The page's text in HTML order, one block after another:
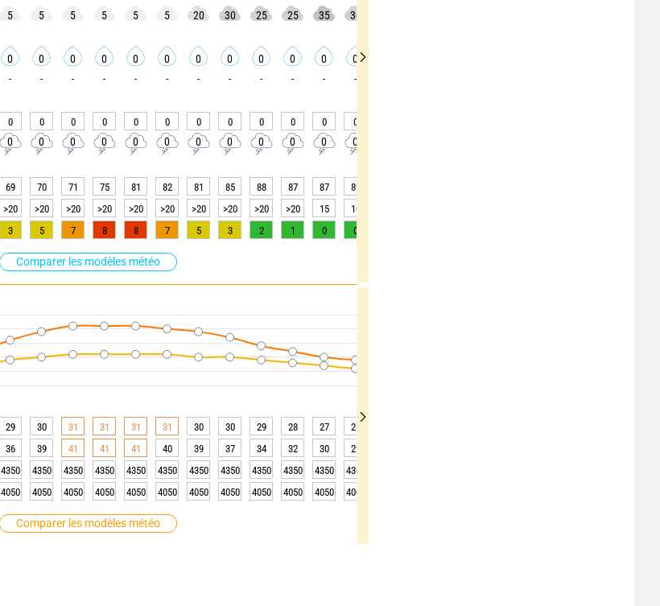
Comparer les modèles météo
Comparer les modèles météo
5 5 5 5 5 5 20 30 25 25 35 30
0 0 0 0 0 0 0 0 0 0 0 0
- - - - - - - - - - - -
0 0 0 0 0 0 0 0 0 0 0 0
0 0 0 0 0 0 0 0 0 0 0 0
69 70 71 75 81 82 81 85 88 87 87 89
>20 >20 >20 >20 >20 >20 >20 >20 >20 >20 15 10
3 5 7 8 8 7 5 3 2 1 0 0
29 30 31 31 31 31 30 30 29 28 27 26
36 39 41 41 41 40 39 37 34 32 30 29
4350 4350 4350 4350 4350 4350 4350 4350 4350 4350 4350 4300
4050 4050 4050 4050 4050 4050 4050 4050 4050 4050 4050 4000